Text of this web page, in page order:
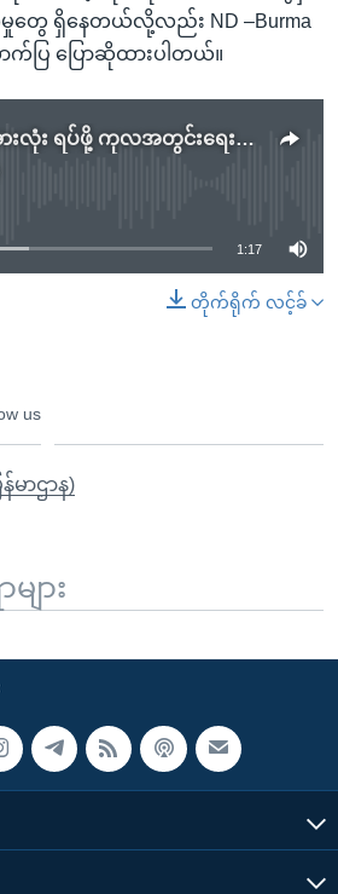
တွေ ရှိနေတယ်လို့လည်း ND –Burma
ပြ ပြောဆိုထားပါတယ်။
ညှဉ်းပန်းနှိပ်စက်မှုအားလုံး ရပ်ဖို့ ကုလအတွင်းရေးမှူးချုပ် တိုက်တွန်း
source currently available
1:17
တိုက်ရိုက် လင့်ခ်
us
မာဌာန)
ျား